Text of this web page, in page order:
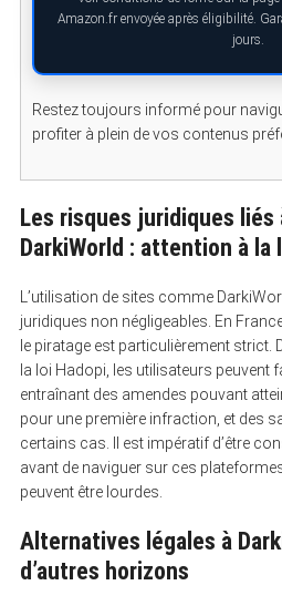
Amazon.fr envoyée après éligibilité.
jours.
Restez toujours informé pour
profiter à plein de vos contenus
Les risques juridiques liés
DarkiWorld : attention à la
L’utilisation de sites comme
juridiques non négligeables. En
le piratage est particulièrement strict.
la loi Hadopi, les utilisateurs peuvent
entraînant des amendes pouvant
pour une première infraction, et des
certains cas. Il est impératif d’être
avant de naviguer sur ces
peuvent être lourdes.
Alternatives légales à
d’autres horizons
S
e
c
f
r